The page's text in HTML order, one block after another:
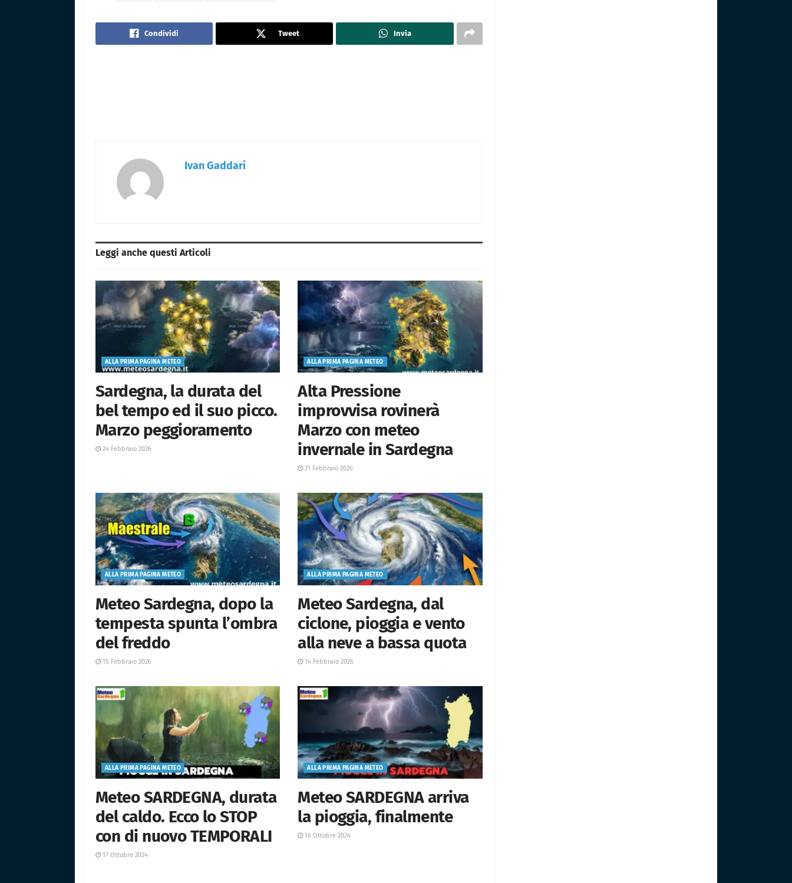
Condividi Tweet Invia
Ivan Gaddari
Leggi anche questi Articoli
ALLA PRIMA PAGINA METEO
Sardegna, la durata del
bel tempo ed il suo picco.
Marzo peggioramento
24 Febbraio 2026
ALLA PRIMA PAGINA METEO
Alta Pressione
improvvisa rovinerà
Marzo con meteo
invernale in Sardegna
21 Febbraio 2026
ALLA PRIMA PAGINA METEO
Meteo Sardegna, dopo la
tempesta spunta l’ombra
del freddo
15 Febbraio 2026
ALLA PRIMA PAGINA METEO
Meteo Sardegna, dal
ciclone, pioggia e vento
alla neve a bassa quota
14 Febbraio 2026
ALLA PRIMA PAGINA METEO
Meteo SARDEGNA, durata
del caldo. Ecco lo STOP
con di nuovo TEMPORALI
17 Ottobre 2024
ALLA PRIMA PAGINA METEO
Meteo SARDEGNA arriva
la pioggia, finalmente
16 Ottobre 2024